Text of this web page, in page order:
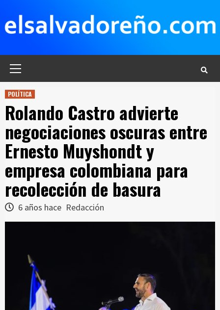
contenido
POLÍTICA
Rolando Castro advierte
negociaciones oscuras entre
Ernesto Muyshondt y
empresa colombiana para
recolección de basura
6 años hace Redacción